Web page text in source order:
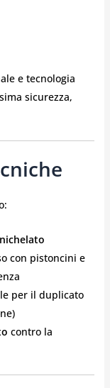
e tecnologia
sicurezza,
con pistoncini e
per il duplicato
contro la